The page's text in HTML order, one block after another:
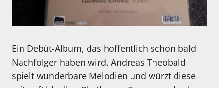
Ein Debüt-Album, das hoffentlich schon bald
Nachfolger haben wird. Andreas Theobald
spielt wunderbare Melodien und würzt diese